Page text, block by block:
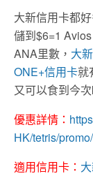
大新信用卡都
儲到$6=1 Avios
ANA里數， 大
ONE+信用卡就
又可以食到今
優惠詳情：
HK/tetris/
適用信用卡：